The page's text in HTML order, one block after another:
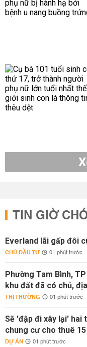
TIN GIỜ
Everland lãi gấp đôi
CHỦ ĐẦU TƯ 01 phút trước
Phường Tam Bình,
khu đất đã có chủ,
THỊ TRƯỜNG 01 phút trước
Sẽ 'đập đi xây lại' hai
chung cư cho thuê
DỰ ÁN 01 phút trước